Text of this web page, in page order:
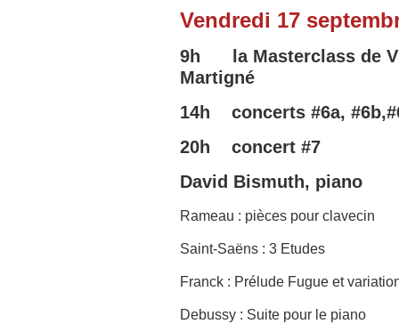
Vendredi 17
9h la Masterclass de
Martigné
14h concerts #6a,
20h concert #7
David Bismuth, piano
Rameau : pièces pour clavecin
Saint-Saëns : 3 Etudes
Franck : Prélude Fugue et
Debussy : Suite pour le piano